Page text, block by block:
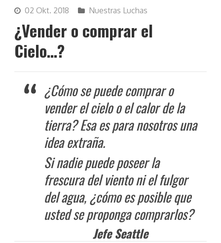
02 Okt. 2018 Nuestras Luchas
¿Vender o comprar el
Cielo…?
¿Cómo se puede comprar o
vender el cielo o el calor de la
tierra? Esa es para nosotros una
idea extraña.
Si nadie puede poseer la
frescura del viento ni el fulgor
del agua, ¿cómo es posible que
usted se proponga comprarlos?
Jefe Seattle